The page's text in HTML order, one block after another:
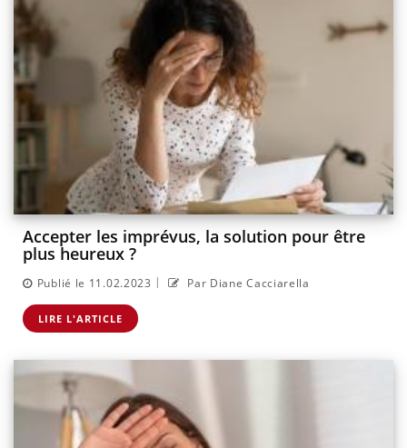
Accepter les imprévus, la solution pour être
plus heureux ?
Publié le 11.02.2023 | Par Diane Cacciarella
LIRE L'ARTICLE